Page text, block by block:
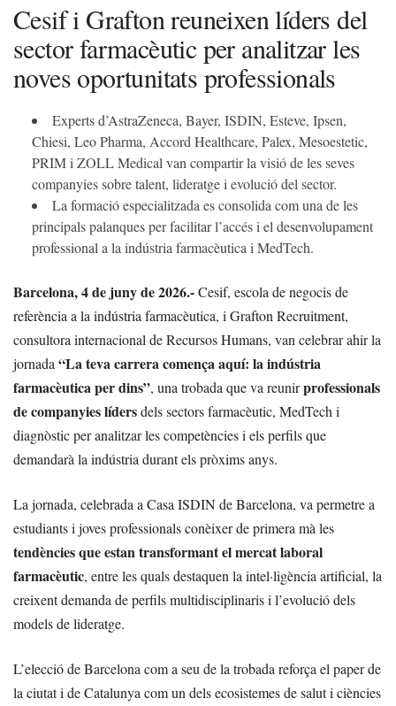
Cesif i Grafton reuneixen líders del
sector farmacèutic per analitzar les
noves oportunitats professionals
Experts d’AstraZeneca, Bayer, ISDIN, Esteve, Ipsen,
Chiesi, Leo Pharma, Accord Healthcare, Palex, Mesoestetic,
PRIM i ZOLL Medical van compartir la visió de les seves
companyies sobre talent, lideratge i evolució del sector.
La formació especialitzada es consolida com una de les
principals palanques per facilitar l’accés i el desenvolupament
professional a la indústria farmacèutica i MedTech.
Barcelona, 4 de juny de 2026.-Cesif, escola de negocis de
referència a la indústria farmacèutica, i Grafton Recruitment,
consultora internacional de Recursos Humans, van celebrar ahir la
jornada“La teva carrera comença aquí: la indústria
farmacèutica per dins”, una trobada que va reunirprofessionals
de companyies lídersdels sectors farmacèutic, MedTech i
diagnòstic per analitzar les competències i els perfils que
demandarà la indústria durant els pròxims anys.
La jornada, celebrada a Casa ISDIN de Barcelona, va permetre a
estudiants i joves professionals conèixer de primera mà les
tendències que estan transformant el mercat laboral
farmacèutic, entre les quals destaquen la intel·ligència artificial, la
creixent demanda de perfils multidisciplinaris i l’evolució dels
models de lideratge.
L’elecció de Barcelona com a seu de la trobada reforça el paper de
la ciutat i de Catalunya com un dels ecosistemes de salut i ciències